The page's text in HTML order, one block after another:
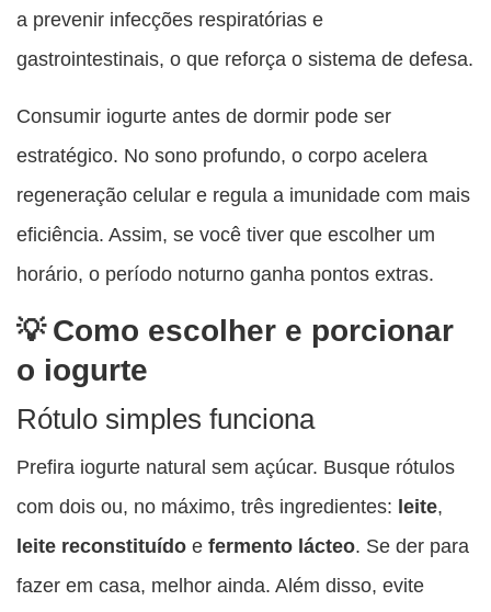
a prevenir infecções respiratórias e
gastrointestinais, o que reforça o sistema de defesa.
Consumir iogurte antes de dormir pode ser
estratégico. No sono profundo, o corpo acelera
regeneração celular e regula a imunidade com mais
eficiência. Assim, se você tiver que escolher um
horário, o período noturno ganha pontos extras.
Como escolher e porcionar
o iogurte
Rótulo simples funciona
Prefira iogurte natural sem açúcar. Busque rótulos
com dois ou, no máximo, três ingredientes: leite,
leite reconstituído e fermento lácteo. Se der para
fazer em casa, melhor ainda. Além disso, evite